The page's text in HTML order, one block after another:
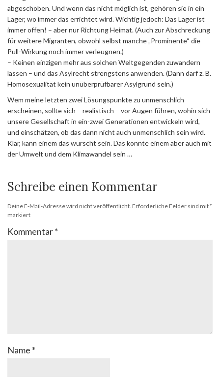
abgeschoben. Und wenn das nicht möglich ist, gehören sie in ein
Lager, wo immer das errichtet wird. Wichtig jedoch: Das Lager ist
immer offen! – aber nur Richtung Heimat. (Auch zur Abschreckung
für weitere Migranten, obwohl selbst manche „Prominente“ die
Pull-Wirkung noch immer verleugnen.)
– Keinen einzigen mehr aus solchen Weltgegenden zuwandern
lassen – und das Asylrecht strengstens anwenden. (Dann darf z. B.
Homosexualität kein unüberprüfbarer Asylgrund sein.)
Wem meine letzten zwei Lösungspunkte zu unmenschlich
erscheinen, sollte sich – realistisch – vor Augen führen, wohin sich
unsere Gesellschaft in ein-zwei Generationen entwickeln wird,
und einschätzen, ob das dann nicht auch unmenschlich sein wird.
Klar, kann einem das wurscht sein. Das könnte einem aber auch mit
der Umwelt und dem Klimawandel sein …
Schreibe einen Kommentar
Deine E-Mail-Adresse wird nicht veröffentlicht. Erforderliche Felder sind mit*
markiert
Kommentar*
Name *